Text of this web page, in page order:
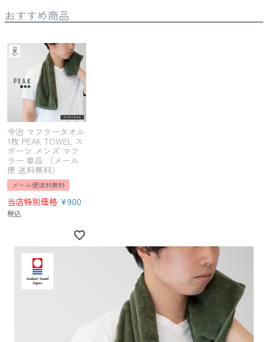
おすすめ商品
今治 マフラータオル
1枚 PEAK TOWEL ス
ポーツ メンズ マフ
ラー 単品 （メール
便 送料無料）
メール便送料無料
当店特別価格 ¥900
税込